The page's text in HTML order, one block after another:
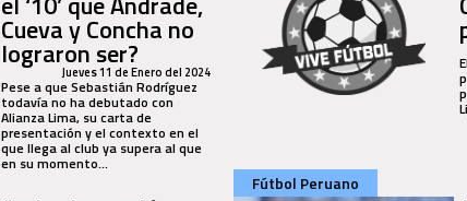
Cueva y Concha no
lograron ser?
Jueves 11 de Enero del 2024
Pese a que Sebastián Rodríguez
todavía no ha debutado con
Alianza Lima, su carta de
presentación y el contexto en el
que llega al club ya supera al que
en su momento...
Fútbol Peruano